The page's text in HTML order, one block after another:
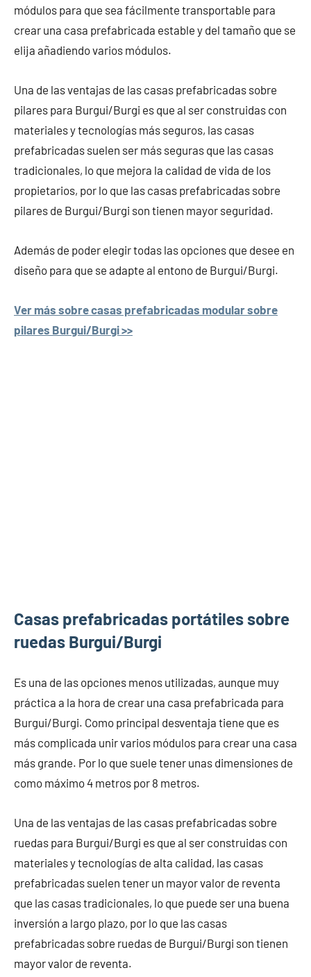
módulos para que sea fácilmente transportable para
crear una casa prefabricada estable y del tamaño que se
elija añadiendo varios módulos.
Una de las ventajas de las casas prefabricadas sobre
pilares para Burgui/Burgi es que al ser construidas con
materiales y tecnologías más seguros, las casas
prefabricadas suelen ser más seguras que las casas
tradicionales, lo que mejora la calidad de vida de los
propietarios, por lo que las casas prefabricadas sobre
pilares de Burgui/Burgi son tienen mayor seguridad.
Además de poder elegir todas las opciones que desee en
diseño para que se adapte al entono de Burgui/Burgi.
Ver más sobre casas prefabricadas modular sobre
pilares Burgui/Burgi >>
Casas prefabricadas portátiles sobre
ruedas Burgui/Burgi
Es una de las opciones menos utilizadas, aunque muy
práctica a la hora de crear una casa prefabricada para
Burgui/Burgi. Como principal desventaja tiene que es
más complicada unir varios módulos para crear una casa
más grande. Por lo que suele tener unas dimensiones de
como máximo 4 metros por 8 metros.
Una de las ventajas de las casas prefabricadas sobre
ruedas para Burgui/Burgi es que al ser construidas con
materiales y tecnologías de alta calidad, las casas
prefabricadas suelen tener un mayor valor de reventa
que las casas tradicionales, lo que puede ser una buena
inversión a largo plazo, por lo que las casas
prefabricadas sobre ruedas de Burgui/Burgi son tienen
mayor valor de reventa.